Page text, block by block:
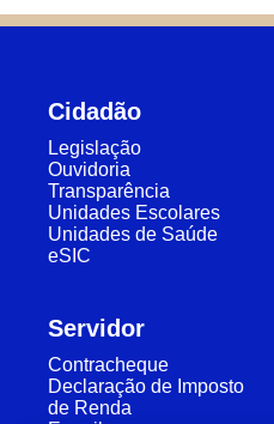
Cidadão
Legislação
Ouvidoria
Transparência
Unidades Escolares
Unidades de Saúde
eSIC
Servidor
Contracheque
Declaração de Imposto
de Renda